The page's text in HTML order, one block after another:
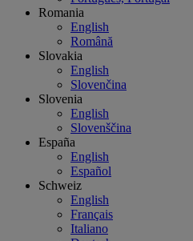
Romania
English
Română
Slovakia
English
Slovenčina
Slovenia
English
Slovenščina
España
English
Español
Schweiz
English
Français
Italiano